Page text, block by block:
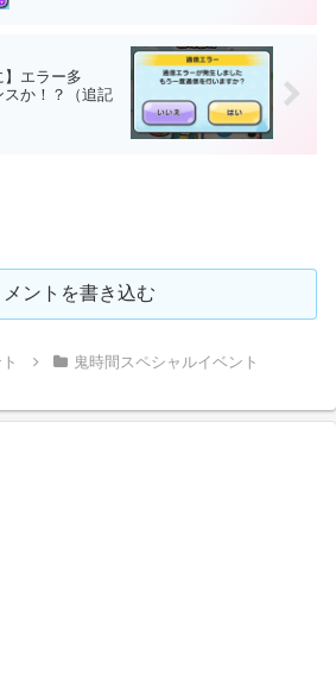
】エラー多
か！？（追記
メントを書き込む
鬼時間スペシャルイベント